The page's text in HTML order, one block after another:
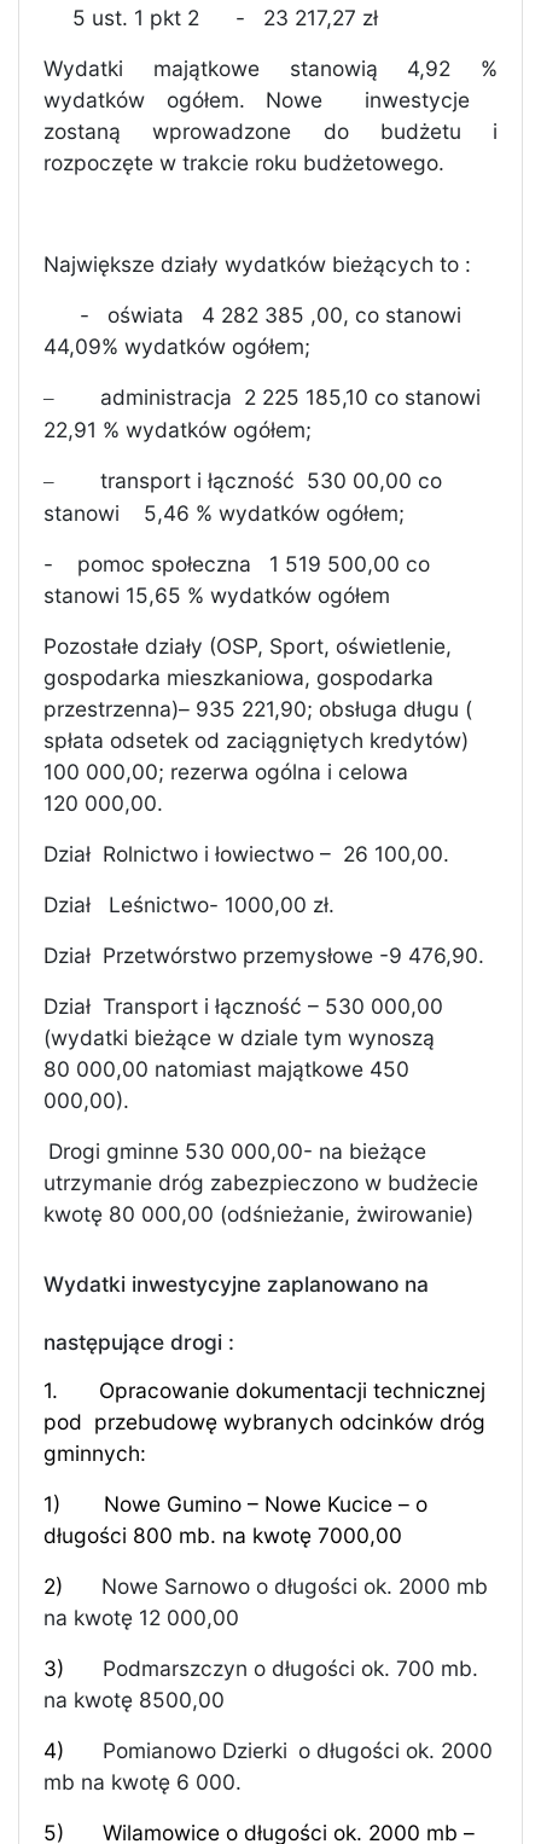
5 ust. 1 pkt 2
-
23 217,27 zł
Wydatki majątkowe stanowią 4,92 %
wydatków ogółem.
Nowe
inwestycje
zostaną wprowadzone do budżetu i
rozpoczęte w trakcie roku budżetowego.
Największe działy wydatków bieżących to :
-
oświata
4 282 385 ,00, co stanowi
44,09% wydatków ogółem;
– administracja 2 225 185,10 co stanowi
22,91 % wydatków ogółem;
– transport i łączność 530 00,00 co
stanowi
5,46 % wydatków ogółem;
-
pomoc społeczna
1 519 500,00 co
stanowi 15,65 % wydatków ogółem
Pozostałe działy (OSP, Sport, oświetlenie,
gospodarka mieszkaniowa, gospodarka
przestrzenna)– 935 221,90; obsługa długu (
spłata odsetek od zaciągniętych kredytów)
100 000,00; rezerwa ogólna i celowa
120 000,00.
Dział Rolnictwo i łowiectwo – 26 100,00.
Dział
Leśnictwo- 1000,00 zł.
Dział Przetwórstwo przemysłowe -9 476,90.
Dział Transport i łączność – 530 000,00
(wydatki bieżące w dziale tym wynoszą
80 000,00 natomiast majątkowe 450
000,00).
Drogi gminne 530 000,00- na bieżące
utrzymanie dróg zabezpieczono w budżecie
kwotę 80 000,00 (odśnieżanie, żwirowanie)
Wydatki inwestycyjne zaplanowano na
następujące drogi :
1.
Opracowanie dokumentacji technicznej
pod przebudowę wybranych odcinków dróg
gminnych:
1)
Nowe Gumino – Nowe Kucice – o
długości 800 mb. na kwotę 7000,00
2)
Nowe Sarnowo o długości ok. 2000 mb
na kwotę 12 000,00
3)
Podmarszczyn o długości ok. 700 mb.
na kwotę 8500,00
4)
Pomianowo Dzierki o długości ok. 2000
mb na kwotę 6 000.
5)
Wilamowice o długości ok. 2000 mb –